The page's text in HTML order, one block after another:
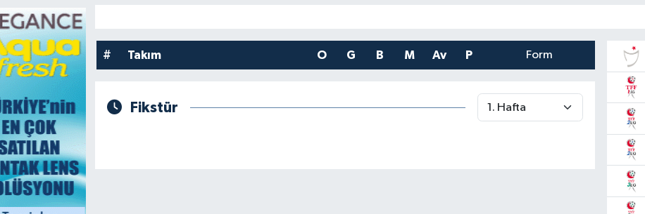
13.779
# Takım O G B M Av P Form
Fikstür
Trafik Durumu
Süper Lig Puan Durumu ve Fikstür
Tüm Manşetler
Son Dakika Haberleri
Haber Arşivi